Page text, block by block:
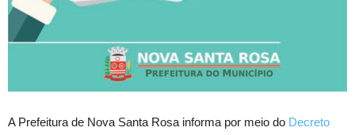
A Prefeitura de Nova Santa Rosa informa por meio do Decreto